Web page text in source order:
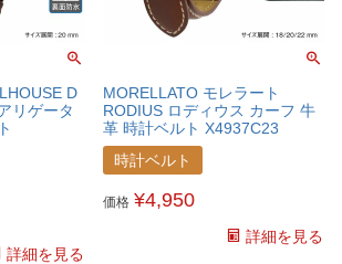
D
リゲータ
詳細を見る
MORELLATO モレラート
RODIUS ロディウス カーフ 牛
革 時計ベルト X4937C23
時計ベルト
価格 ¥4,950
詳細を見る